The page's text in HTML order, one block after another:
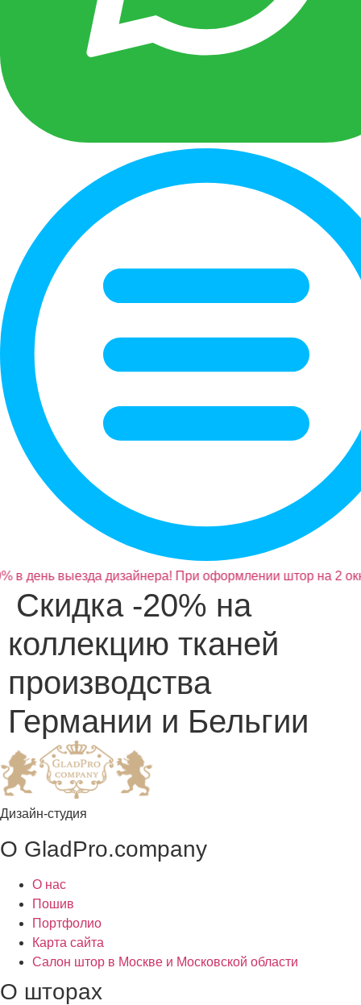
в день выезда дизайнера! При оформлении штор на 2
Скидка -20% на
коллекцию тканей
производства
Германии и Бельгии
Дизайн-студия
О GladPro.company
О нас
Пошив
Портфолио
Карта сайта
Салон штор в Москве и Московской области
О шторах